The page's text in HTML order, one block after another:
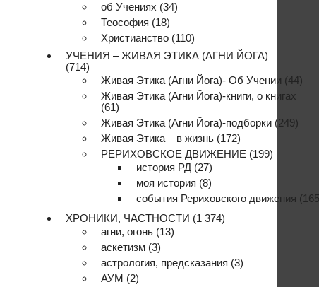
об Учениях (34)
Теософия (18)
Христианство (110)
УЧЕНИЯ – ЖИВАЯ ЭТИКА (АГНИ ЙОГА)
(714)
Живая Этика (Агни Йога)- Об Учении (44)
Живая Этика (Агни Йога)-книги, о книгах
(61)
Живая Этика (Агни Йога)-подборки (249)
Живая Этика – в жизнь (172)
РЕРИХОВСКОЕ ДВИЖЕНИЕ (199)
история РД (27)
моя история (8)
события Рериховского движения
ХРОНИКИ, ЧАСТНОСТИ (1 374)
агни, огонь (13)
аскетизм (3)
астрология, предсказания (3)
АУМ (2)